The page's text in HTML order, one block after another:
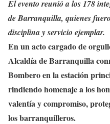
El evento reunió a los 178
de Barranquilla, quienes
disciplina y servicio ejemplar.
En un acto cargado de
Alcaldía de Barranquilla
Bombero en la estación
rindiendo homenaje a los
valentía y compromiso,
los barranquilleros.